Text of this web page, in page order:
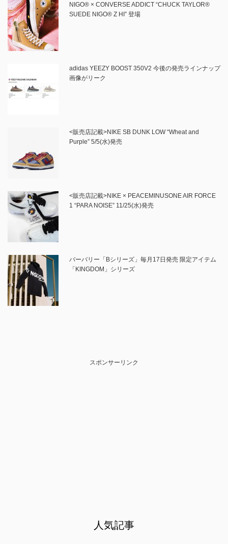
NIGO® × CONVERSE ADDICT “CHUCK TAYLOR®
SUEDE NIGO® Z HI” 登場
adidas YEEZY BOOST 350V2 今後の発売ラインナップ
画像がリーク
<販売店記載>NIKE SB DUNK LOW “Wheat and
Purple” 5/5(水)発売
<販売店記載>NIKE × PEACEMINUSONE AIR FORCE
1 “PARA NOISE” 11/25(水)発売
バーバリー「Bシリーズ」毎月17日発売 限定アイテム
「KINGDOM」シリーズ
スポンサーリンク
人気記事